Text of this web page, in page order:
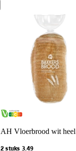
AH Vloerbrood wit heel
2 stuks 3.49